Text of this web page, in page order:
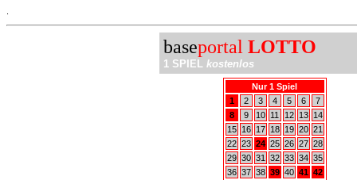
baseportal LOTTO
1 SPIEL kostenlos
Nur 1 Spiel
1
2 3 4 5 6
7
8
9 10 11 12 13
14
15
16 17 18 19 20 21
22 23 24 25 26 27 28
29 30 31 32 33 34 35
36 37 38 39 40 41 42